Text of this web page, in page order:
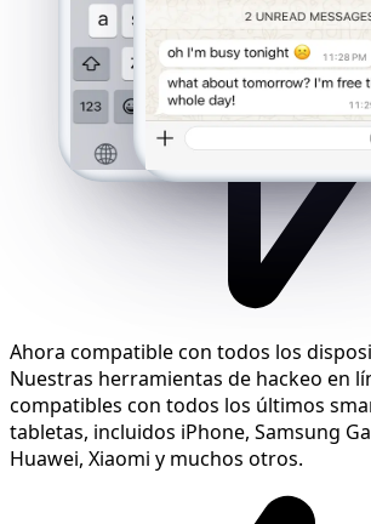
Ahora compatible con todos los
Nuestras herramientas de hackeo en
compatibles con todos los últimos
tabletas, incluidos iPhone, Samsung
Huawei, Xiaomi y muchos otros.